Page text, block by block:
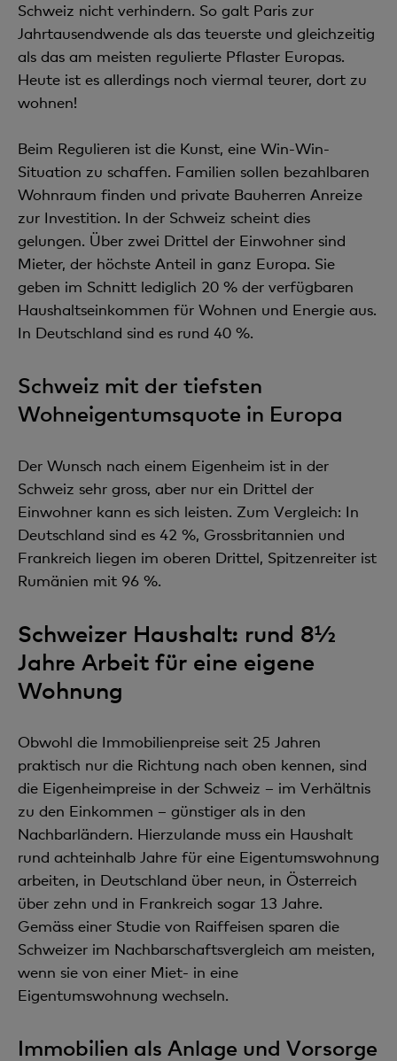
Schweiz nicht verhindern. So galt Paris zur
Jahrtausendwende als das teuerste und gleichzeitig
als das am meisten regulierte Pflaster Europas.
Heute ist es allerdings noch viermal teurer, dort zu
wohnen!
Beim Regulieren ist die Kunst, eine Win-Win-
Situation zu schaffen. Familien sollen bezahlbaren
Wohnraum finden und private Bauherren Anreize
zur Investition. In der Schweiz scheint dies
gelungen. Über zwei Drittel der Einwohner sind
Mieter, der höchste Anteil in ganz Europa. Sie
geben im Schnitt lediglich 20 % der verfügbaren
Haushaltseinkommen für Wohnen und Energie aus.
In Deutschland sind es rund 40 %.
Schweiz mit der tiefsten
Wohneigentumsquote in Europa
Der Wunsch nach einem Eigenheim ist in der
Schweiz sehr gross, aber nur ein Drittel der
Einwohner kann es sich leisten. Zum Vergleich: In
Deutschland sind es 42 %, Grossbritannien und
Frankreich liegen im oberen Drittel, Spitzenreiter ist
Rumänien mit 96 %.
Schweizer Haushalt: rund 8½
Jahre Arbeit für eine eigene
Wohnung
Obwohl die Immobilienpreise seit 25 Jahren
praktisch nur die Richtung nach oben kennen, sind
die Eigenheimpreise in der Schweiz – im Verhältnis
zu den Einkommen – günstiger als in den
Nachbarländern. Hierzulande muss ein Haushalt
rund achteinhalb Jahre für eine Eigentumswohnung
arbeiten, in Deutschland über neun, in Österreich
über zehn und in Frankreich sogar 13 Jahre.
Gemäss einer Studie von Raiffeisen sparen die
Schweizer im Nachbarschaftsvergleich am meisten,
wenn sie von einer Miet- in eine
Eigentumswohnung wechseln.
Immobilien als Anlage und Vorsorge